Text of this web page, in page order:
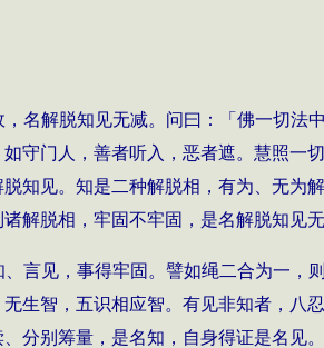
名解脱知见无减。问曰：「佛一切法
守门人，善者听入，恶者遮。慧照一
知见。知是二种解脱相，有为、无为
解脱相，牢固不牢固，是名解脱知见
言见，事得牢固。譬如绳二合为一，
生智，五识相应智。有见非知者，八
分别筹量，是名知，自身得证是名见